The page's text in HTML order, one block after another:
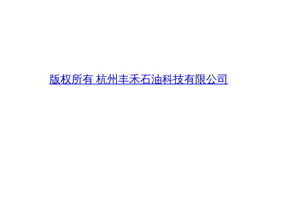
版权所有 杭州丰禾石油科技有限公司